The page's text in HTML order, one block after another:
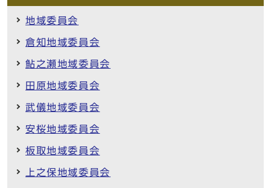
地域委員会
倉知地域委員会
鮎之瀬地域委員会
田原地域委員会
武儀地域委員会
安桜地域委員会
板取地域委員会
上之保地域委員会